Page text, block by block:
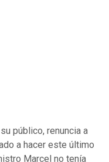
público, renuncia a
a hacer este último
Marcel no tenía